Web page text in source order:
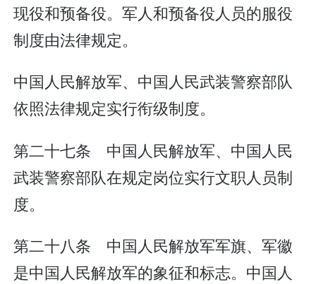
现役和预备役。军人和预备役人员的服役
制度由法律规定。
中国人民解放军、中国人民武装警察部队
依照法律规定实行衔级制度。
第二十七条 中国人民解放军、中国人民
武装警察部队在规定岗位实行文职人员制
度。
第二十八条 中国人民解放军军旗、军徽
是中国人民解放军的象征和标志。中国人